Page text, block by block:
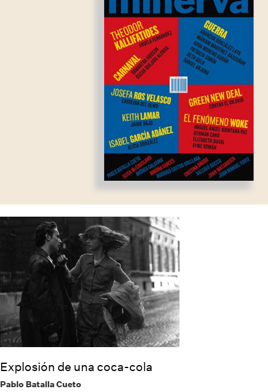
Explosión de una coca-cola
Pablo Batalla Cueto